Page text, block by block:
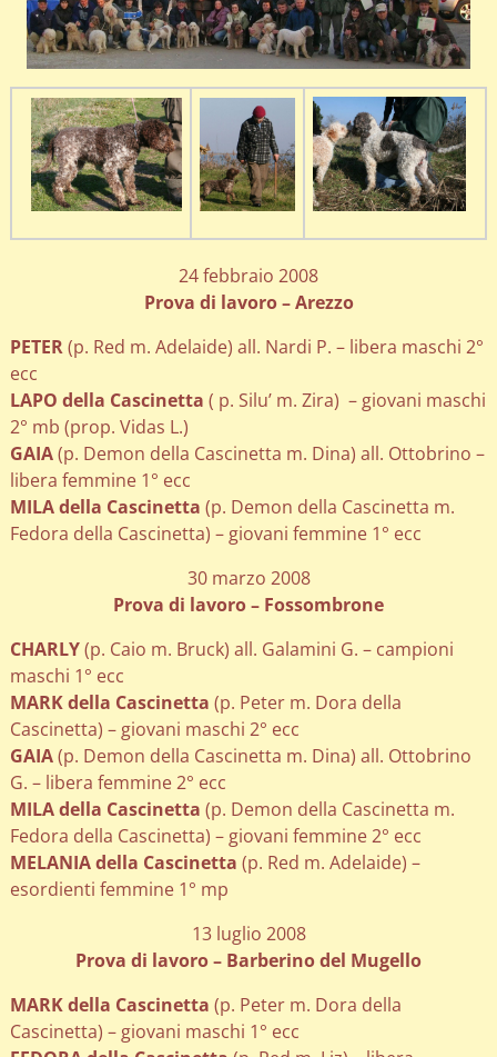
24 febbraio 2008
Prova di lavoro – Arezzo
PETER(p. Red m. Adelaide) all. Nardi P. – libera maschi 2°
ecc
LAPO della Cascinetta ( p. Silu’ m. Zira) – giovani maschi
2° mb (prop. Vidas L.)
GAIA(p. Demon della Cascinetta m. Dina) all. Ottobrino –
libera femmine 1° ecc
MILA della Cascinetta (p. Demon della Cascinetta m.
Fedora della Cascinetta) – giovani femmine 1° ecc
30 marzo 2008
Prova di lavoro – Fossombrone
CHARLY(p. Caio m. Bruck) all. Galamini G. – campioni
maschi 1° ecc
MARK della Cascinetta (p. Peter m. Dora della
Cascinetta) – giovani maschi 2° ecc
GAIA(p. Demon della Cascinetta m. Dina) all. Ottobrino
G. – libera femmine 2° ecc
MILA della Cascinetta (p. Demon della Cascinetta m.
Fedora della Cascinetta) – giovani femmine 2° ecc
MELANIA della Cascinetta (p. Red m. Adelaide) –
esordienti femmine 1° mp
13 luglio 2008
Prova di lavoro – Barberino del Mugello
MARK della Cascinetta (p. Peter m. Dora della
Cascinetta) – giovani maschi 1° ecc